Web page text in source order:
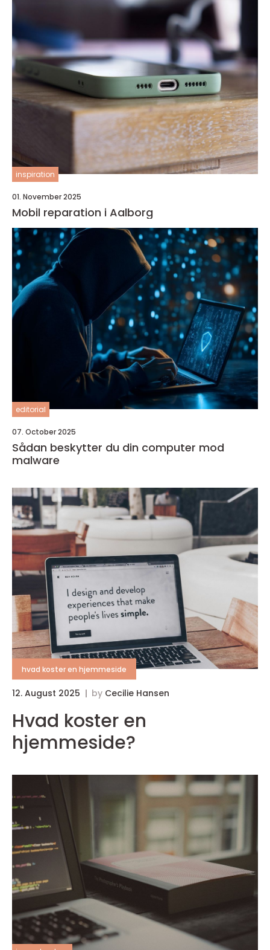
inspiration
01. November 2025
Mobil reparation i Aalborg
editorial
07. October 2025
Sådan beskytter du din computer mod
malware
hvad koster en hjemmeside
12. August 2025 by Cecilie Hansen
Hvad koster en
hjemmeside?